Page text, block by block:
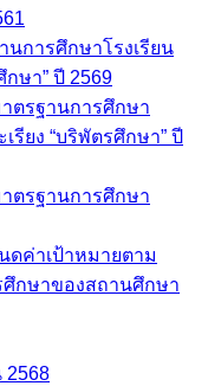
นการศึกษาโรงเรียน
กษา” ปี 2569
ตรฐานการศึกษา
รียง “บริพัตรศึกษา” ปี
ตรฐานการศึกษา
ดค่าเป้าหมายตาม
ศึกษาของสถานศึกษา
2568